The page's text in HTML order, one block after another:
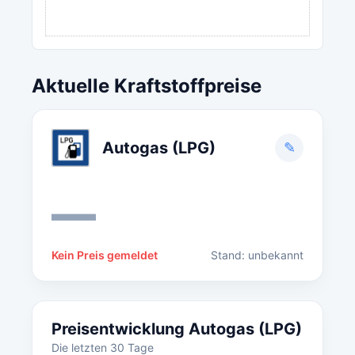
Aktuelle Kraftstoffpreise
Autogas (LPG) ✎
—
Kein Preis gemeldet Stand: unbekannt
Preisentwicklung Autogas (LPG)
Die letzten 30 Tage